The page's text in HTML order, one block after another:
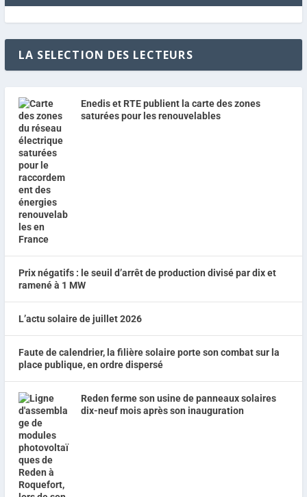
LA SELECTION DES LECTEURS
Enedis et RTE publient la carte des zones
saturées pour les renouvelables
Prix négatifs : le seuil d’arrêt de production divisé par dix et
ramené à 1 MW
L’actu solaire de juillet 2026
Faute de calendrier, la filière solaire porte son combat sur la
place publique, en ordre dispersé
Reden ferme son usine de panneaux solaires
dix-neuf mois après son inauguration